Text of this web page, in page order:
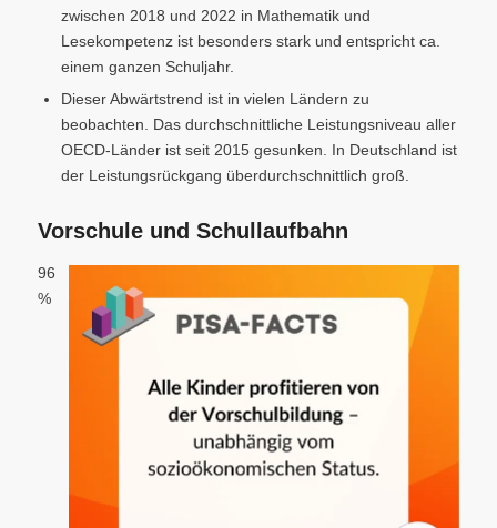
zwischen 2018 und 2022 in Mathematik und
Lesekompetenz ist besonders stark und entspricht ca.
einem ganzen Schuljahr.
Dieser Abwärtstrend ist in vielen Ländern zu
beobachten. Das durchschnittliche Leistungsniveau aller
OECD-Länder ist seit 2015 gesunken. In Deutschland ist
der Leistungsrückgang überdurchschnittlich groß.
Vorschule und Schullaufbahn
96
%